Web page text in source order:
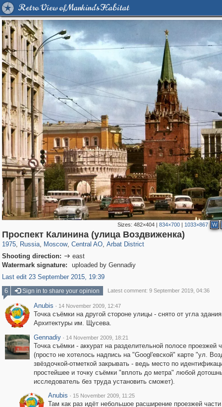
Retro View of Mankind's Habitat
Sizes: 482×404| 834×700| 1033×867 W
Проспект Калинина (улица Воздвиженка)
1975, Russia
1,406,672 29,243
, Moscow
319,864 8,286
, Central AO
160,010 5,916
, Arbat District
13,485 356
Shooting direction:  east
Watermark signature:
uploaded by Gennadiy
Last edit 23 September 2015, 19:39
6
Sign in to share your opinion Latest comment: 9 September 2019, 04:36
Anubis · 14 November 2009, 12:47
Точка съёмки на другой стороне улицы - снято от угла
Архитектуры им. Щусева.
Gennadiy · 14 November 2009, 18:21
Точка съёмки - аккурат на разделительной полосе проезжей
(просто не хотелось надпись на "Googl'евской" карте "ул.
звёздочкой-отметкой закрывать - ведь место по
простейшее и точку съёмки "вплоть до метра" любой
исследователь без труда установить сможет).
Anubis · 15 November 2009, 11:25
Там как раз идёт небольшое расширение проезжей